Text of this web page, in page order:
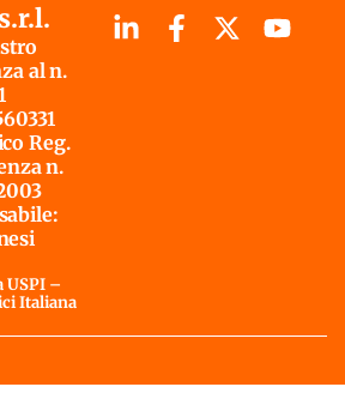
al n.
Reg.
n.
USPI –
Italiana